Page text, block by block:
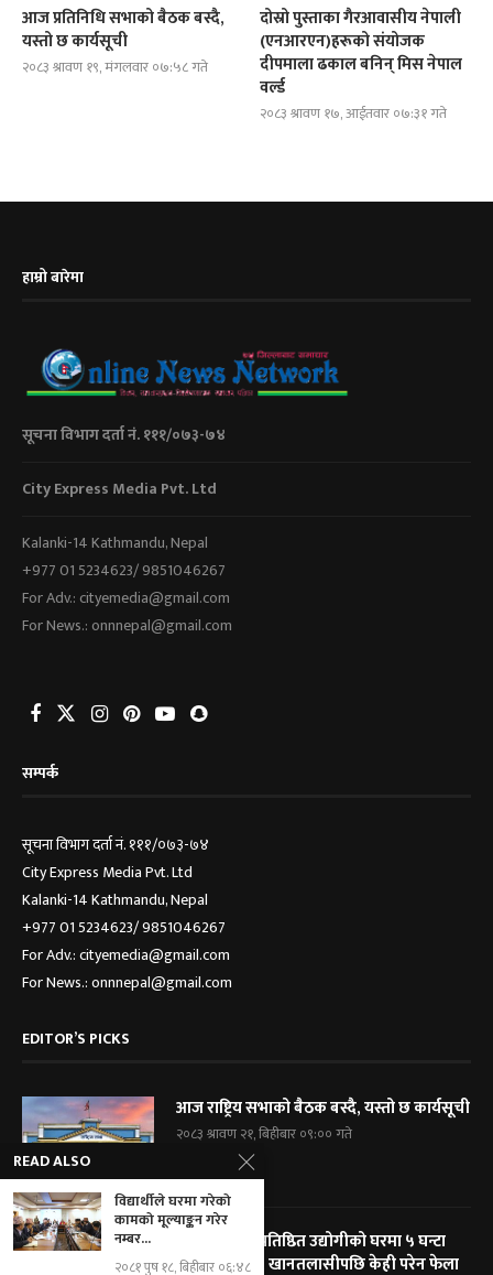
आज प्रतिनिधि सभाको बैठक बस्दै,
यस्तो छ कार्यसूची
२०८३ श्रावण १९, मंगलवार ०७:५८ गते
दोस्रो पुस्ताका गैरआवासीय नेपाली
(एनआरएन)हरूको संयोजक
दीपमाला ढकाल बनिन् मिस नेपाल
वर्ल्ड
२०८३ श्रावण १७, आईतवार ०७:३१ गते
हाम्रो बारेमा
सूचना विभाग दर्ता नं. १११/०७३-७४
City Express Media Pvt. Ltd
Kalanki-14 Kathmandu, Nepal
+977 01 5234623/ 9851046267
For Adv.: cityemedia@gmail.com
For News.: onnnepal@gmail.com
सम्पर्क
सूचना विभाग दर्ता नं. १११/०७३-७४
City Express Media Pvt. Ltd
Kalanki-14 Kathmandu, Nepal
+977 01 5234623/ 9851046267
For Adv.: cityemedia@gmail.com
For News.: onnnepal@gmail.com
EDITOR’S PICKS
आज राष्ट्रिय सभाको बैठक बस्दै, यस्तो छ कार्यसूची
२०८३ श्रावण २१, बिहीबार ०९:०० गते
विराटनगरका प्रतिष्ठित उद्योगीको घरमा ५ घन्टा
प्रहरी घेराबन्दी, खानतलासीपछि केही परेन फेला
READ ALSO
विद्यार्थीले घरमा गरेको
कामको मूल्याङ्कन गरेर
नम्बर...
२०८१ पुष १८, बिहीबार ०६:४८